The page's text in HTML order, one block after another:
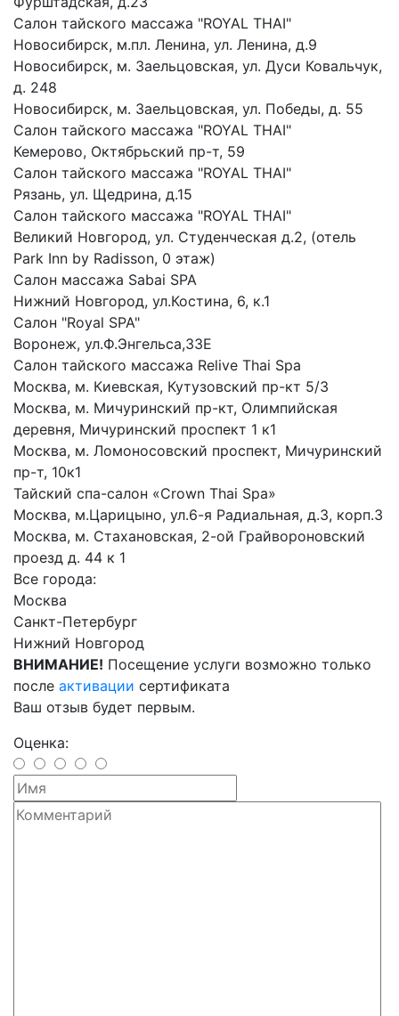
Салон тайского массажа "ROYAL THAI"
Новосибирск, м.пл. Ленина, ул. Ленина, д.9
Новосибирск, м. Заельцовская, ул. Дуси Ковальчук,
д. 248
Новосибирск, м. Заельцовская, ул. Победы, д. 55
Салон тайского массажа "ROYAL THAI"
Кемерово, Октябрьский пр-т, 59
Салон тайского массажа "ROYAL THAI"
Рязань, ул. Щедрина, д.15
Салон тайского массажа "ROYAL THAI"
Великий Новгород, ул. Студенческая д.2, (отель
Park Inn by Radisson, 0 этаж)
Салон массажа Sabai SPA
Нижний Новгород, ул.Костина, 6, к.1
Салон "Royal SPA"
Воронеж, ул.Ф.Энгельса,33Е
Салон тайского массажа Relive Thai Spa
Москва, м. Киевская, Кутузовский пр-кт 5/3
Москва, м. Мичуринский пр-кт, Олимпийская
деревня, Мичуринский проспект 1 к1
Москва, м. Ломоносовский проспект, Мичуринский
пр-т, 10к1
Тайский спа-салон «Crown Thai Spa»
Москва, м.Царицыно, ул.6-я Радиальная, д.3, корп.3
Москва, м. Стахановская, 2-ой Грайвороновский
проезд д. 44 к 1
Все города:
Москва
Санкт-Петербург
Нижний Новгород
ВНИМАНИЕ! Посещение услуги возможно только
после активации сертификата
Ваш отзыв будет первым.
Оценка: